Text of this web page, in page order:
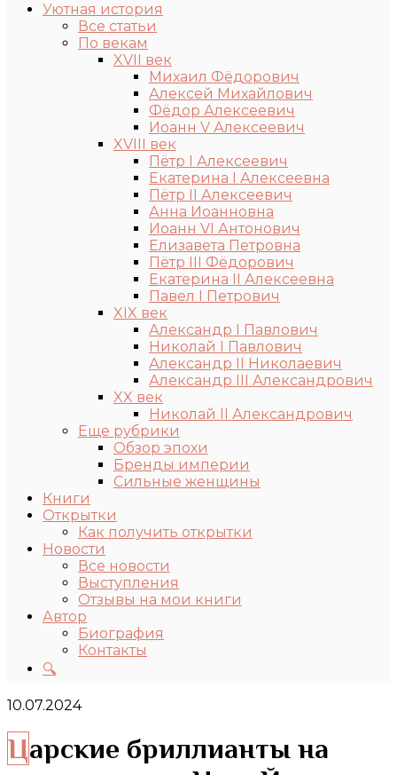
Уютная история
Все статьи
По векам
XVII век
Михаил Фёдорович
Алексей Михайлович
Фёдор Алексеевич
Иоанн V Алексеевич
XVIII век
Пётр I Алексеевич
Екатерина I Алексеевна
Пётр II Алексеевич
Анна Иоанновна
Иоанн VI Антонович
Елизавета Петровна
Пётр III Фёдорович
Екатерина II Алексеевна
Павел I Петрович
XIX век
Александр I Павлович
Николай I Павлович
Александр II Николаевич
Александр III Александрович
XX век
Николай II Александрович
Еще рубрики
Обзор эпохи
Бренды империи
Сильные женщины
Книги
Открытки
Как получить открытки
Новости
Все новости
Выступления
Отзывы на мои книги
Автор
Биография
Контакты
🔍
10.07.2024
Царские бриллианты на